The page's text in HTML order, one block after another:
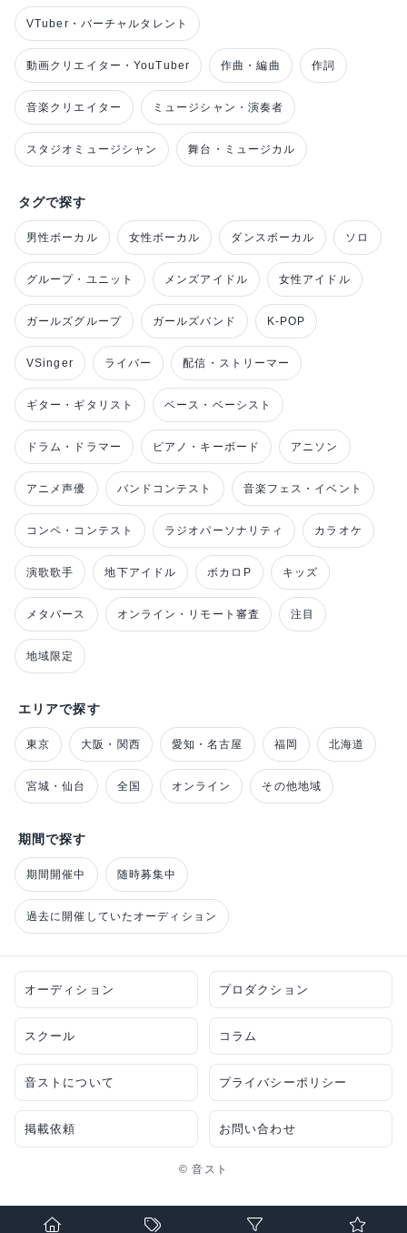
VTuber・バーチャルタレント
動画クリエイター・YouTuber 作曲・編曲 作詞
音楽クリエイター ミュージシャン・演奏者
スタジオミュージシャン 舞台・ミュージカル
タグで探す
男性ボーカル 女性ボーカル ダンスボーカル ソロ
グループ・ユニット メンズアイドル 女性アイドル
ガールズグループ ガールズバンド K-POP
VSinger ライバー 配信・ストリーマー
ギター・ギタリスト ベース・ベーシスト
ドラム・ドラマー ピアノ・キーボード アニソン
アニメ声優 バンドコンテスト 音楽フェス・イベント
コンペ・コンテスト ラジオパーソナリティ カラオケ
演歌歌手 地下アイドル ボカロP キッズ
メタバース オンライン・リモート審査 注目
地域限定
エリアで探す
東京 大阪・関西 愛知・名古屋 福岡 北海道
宮城・仙台 全国 オンライン その他地域
期間で探す
期間開催中 随時募集中
過去に開催していたオーディション
オーディション プロダクション
スクール コラム
音ストについて プライバシーポリシー
掲載依頼 お問い合わせ
© 音スト